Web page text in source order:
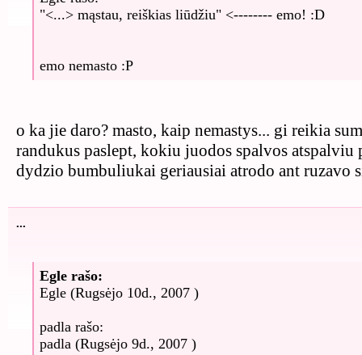
"<...> mąstau, reiškias liūdžiu" <-------- emo! :D
emo nemasto :P
o ka jie daro? masto, kaip nemastys... gi reikia
randukus paslept, kokiu juodos spalvos
dydzio bumbuliukai geriausiai atrodo ant ruzavo
...
Egle rašo:
Egle (Rugsėjo 10d., 2007 )
padla rašo:
padla (Rugsėjo 9d., 2007 )